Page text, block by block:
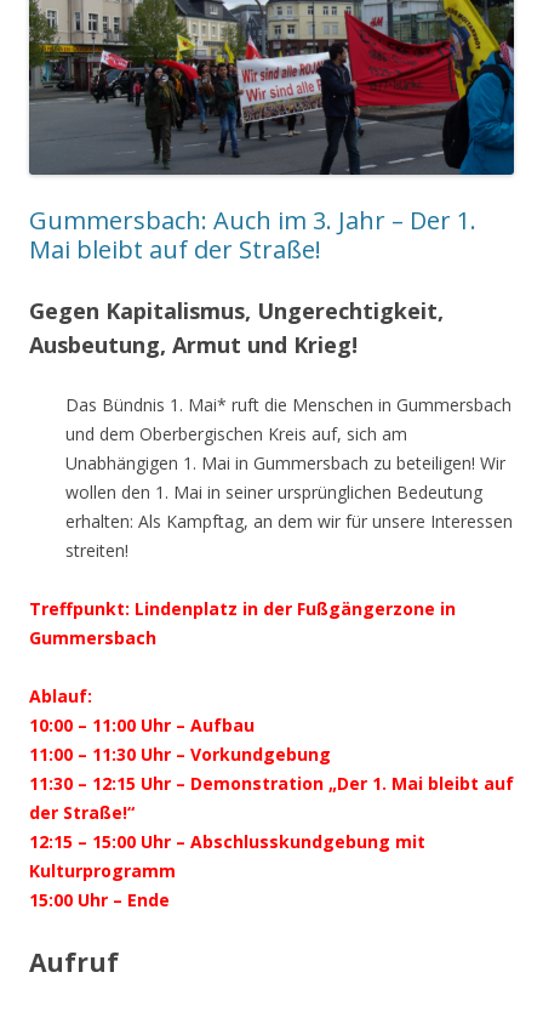
Gummersbach: Auch im 3. Jahr – Der 1.
Mai bleibt auf der Straße!
Gegen Kapitalismus, Ungerechtigkeit,
Ausbeutung, Armut und Krieg!
Das Bündnis 1. Mai* ruft die Menschen in Gummersbach
und dem Oberbergischen Kreis auf, sich am
Unabhängigen 1. Mai in Gummersbach zu beteiligen! Wir
wollen den 1. Mai in seiner ursprünglichen Bedeutung
erhalten: Als Kampftag, an dem wir für unsere Interessen
streiten!
Treffpunkt: Lindenplatz in der Fußgängerzone in
Gummersbach
Ablauf:
10:00 – 11:00 Uhr – Aufbau
11:00 – 11:30 Uhr – Vorkundgebung
11:30 – 12:15 Uhr – Demonstration „Der 1. Mai bleibt auf
der Straße!“
12:15 – 15:00 Uhr – Abschlusskundgebung mit
Kulturprogramm
15:00 Uhr – Ende
Aufruf